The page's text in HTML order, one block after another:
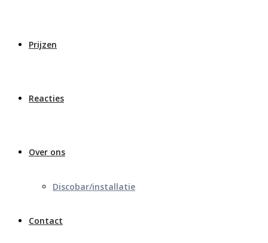
Prijzen
Reacties
Over ons
Discobar/installatie
Contact